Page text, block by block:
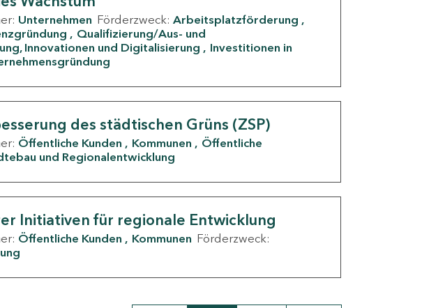
Unternehmen Förderzweck: Arbeitsplatzförderung
Qualifizierung/Aus- und
Innovationen und Digitalisierung
Investitionen in
des städtischen Grüns (ZSP)
Öffentliche Kunden Kommunen
Öffentliche
und Regionalentwicklung
Initiativen für regionale Entwicklung
Öffentliche Kunden Kommunen Förderzweck: